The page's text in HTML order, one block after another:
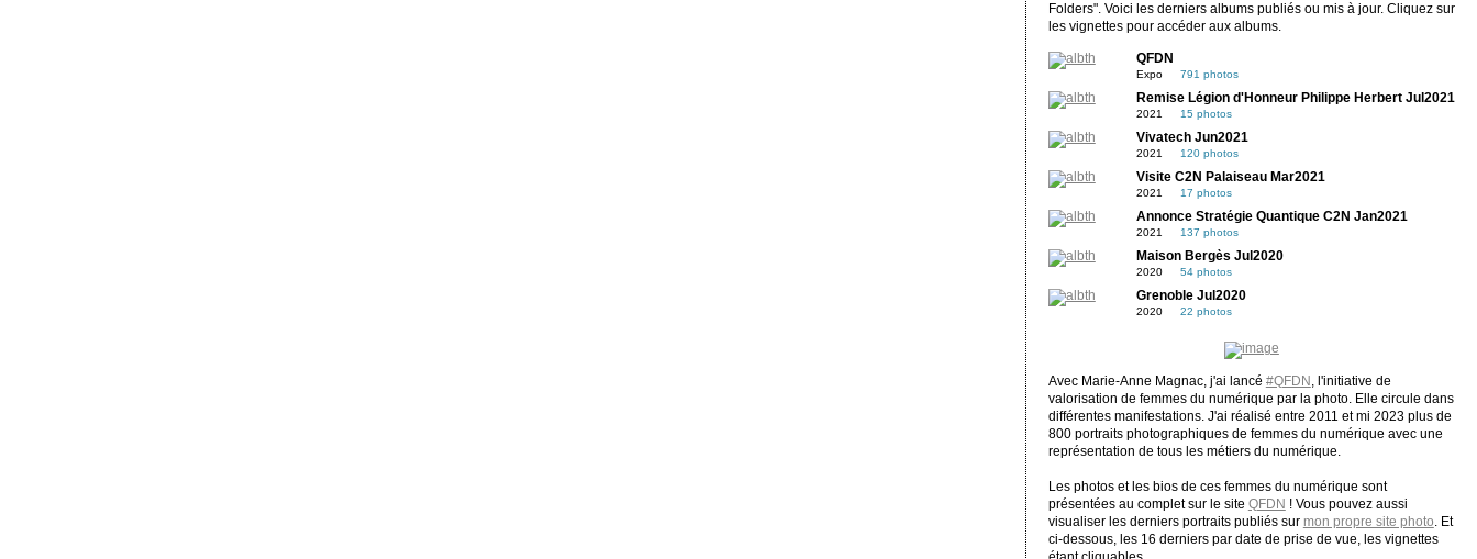
Folders". Voici les derniers albums publiés ou mis à jour. Cliquez sur
les vignettes pour accéder aux albums.
QFDN
Expo 791 photos
Remise Légion d'Honneur Philippe Herbert Jul2021
2021 15 photos
Vivatech Jun2021
2021 120 photos
Visite C2N Palaiseau Mar2021
2021 17 photos
Annonce Stratégie Quantique C2N Jan2021
2021 137 photos
Maison Bergès Jul2020
2020 54 photos
Grenoble Jul2020
2020 22 photos
Avec Marie-Anne Magnac, j'ai lancé #QFDN
, l'initiative de
valorisation de femmes du numérique par la photo. Elle circule dans
différentes manifestations. J'ai réalisé entre 2011 et mi 2023 plus de
800 portraits photographiques de femmes du numérique avec une
représentation de tous les métiers du numérique.
Les photos et les bios de ces femmes du numérique sont
présentées au complet sur le site QFDN ! Vous pouvez aussi
visualiser les derniers portraits publiés sur mon propre site photo . Et
ci-dessous, les 16 derniers par date de prise de vue, les vignettes
étant cliquables.